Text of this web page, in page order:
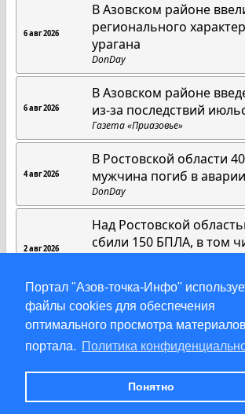
Портал "Азов-точка-Инфо"
файлы cookies для обеспечения
оптимального просмотра материалов
портала. Политика
Понятно
6 авг 2026
В Азовском районе
регионального
урагана
DonDay
6 авг 2026
В Азовском районе
из-за последствий
Газета «Приазовье»
4 авг 2026
В Ростовской области
мужчина погиб в аварии
DonDay
2 авг 2026
Над Ростовской
сбили 150 БПЛА, в том
© 2000-2026